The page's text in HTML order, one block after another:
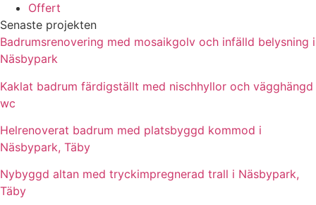
Offert
Senaste projekten
Badrumsrenovering med mosaikgolv och infälld belysning i
Näsbypark
Kaklat badrum färdigställt med nischhyllor och vägghängd
wc
Helrenoverat badrum med platsbyggd kommod i
Näsbypark, Täby
Nybyggd altan med tryckimpregnerad trall i Näsbypark,
Täby